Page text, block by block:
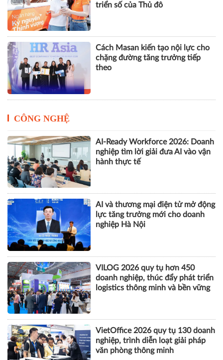
triển số của Thủ đô
Cách Masan kiến tạo nội lực cho
chặng đường tăng trưởng tiếp
theo
CÔNG NGHỆ
AI-Ready Workforce 2026: Doanh
nghiệp tìm lời giải đưa AI vào vận
hành thực tế
AI và thương mại điện tử mở động
lực tăng trưởng mới cho doanh
nghiệp Hà Nội
VILOG 2026 quy tụ hơn 450
doanh nghiệp, thúc đẩy phát triển
logistics thông minh và bền vững
VietOffice 2026 quy tụ 130 doanh
nghiệp, trình diễn loạt giải pháp
văn phòng thông minh